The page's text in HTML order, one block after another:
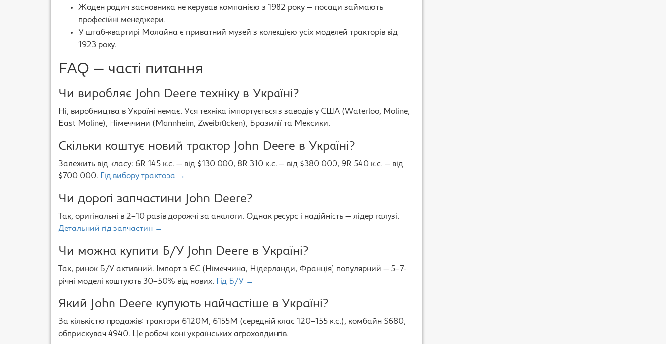
Жоден родич засновника не керував компанією з 1982 року — посади займають
професійні менеджери.
У штаб-квартирі Молайна є приватний музей з колекцією усіх моделей тракторів від
1923 року.
FAQ — часті питання
Чи виробляє John Deere техніку в Україні?
Ні, виробництва в Україні немає. Уся техніка імпортується з заводів у США (Waterloo, Moline,
East Moline), Німеччини (Mannheim, Zweibrücken), Бразилії та Мексики.
Скільки коштує новий трактор John Deere в Україні?
Залежить від класу: 6R 145 к.с. — від $130 000, 8R 310 к.с. — від $380 000, 9R 540 к.с. — від
$700 000.
Гід вибору трактора →
Чи дорогі запчастини John Deere?
Так, оригінальні в 2–10 разів дорожчі за аналоги. Однак ресурс і надійність — лідер галузі.
Детальний гід запчастин →
Чи можна купити Б/У John Deere в Україні?
Так, ринок Б/У активний. Імпорт з ЄС (Німеччина, Нідерланди, Франція) популярний — 5–7-
річні моделі коштують 30–50% від нових.
Гід Б/У →
Який John Deere купують найчастіше в Україні?
За кількістю продажів: трактори 6120M, 6155M (середній клас 120–155 к.с.), комбайн S680,
обприскувач 4940. Це робочі коні українських агрохолдингів.